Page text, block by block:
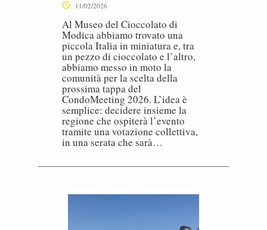
11/02/2026
Al Museo del Cioccolato di
Modica abbiamo trovato una
piccola Italia in miniatura e, tra
un pezzo di cioccolato e l’altro,
abbiamo messo in moto la
comunità per la scelta della
prossima tappa del
CondoMeeting 2026. L’idea è
semplice: decidere insieme la
regione che ospiterà l’evento
tramite una votazione collettiva,
in una serata che sarà…